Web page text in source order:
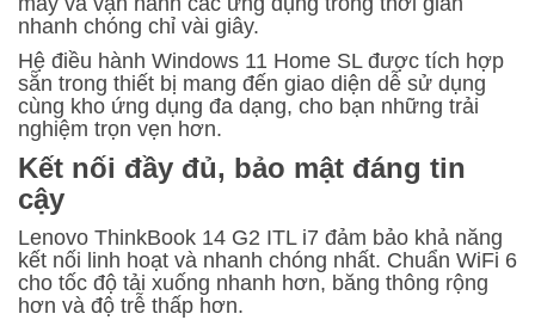
nhanh chóng chỉ vài giây.
Hệ điều hành Windows 11 Home SL được tích hợp
sẵn trong thiết bị mang đến giao diện dễ sử dụng
cùng kho ứng dụng đa dạng, cho bạn những trải
nghiệm trọn vẹn hơn.
Kết nối đầy đủ, bảo mật đáng tin
cậy
Lenovo ThinkBook 14 G2 ITL i7 đảm bảo khả năng
kết nối linh hoạt và nhanh chóng nhất. Chuẩn WiFi 6
cho tốc độ tải xuống nhanh hơn, băng thông rộng
hơn và độ trễ thấp hơn.